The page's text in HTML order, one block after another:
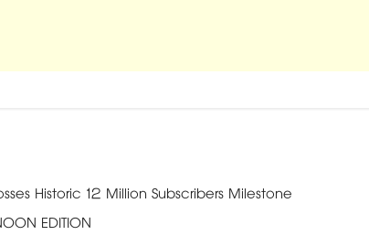
Historic 12 Million Subscribers Milestone
EDITION